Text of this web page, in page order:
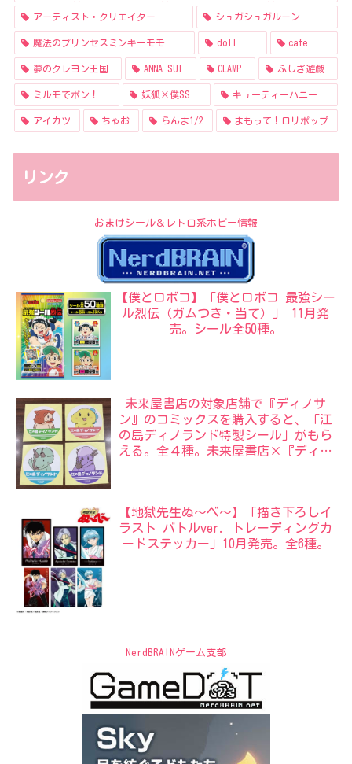
アーティスト・クリエイター シュガシュガルーン
魔法のプリンセスミンキーモモ doll cafe
夢のクレヨン王国 ANNA SUI CLAMP ふしぎ遊戯
ミルモでポン！ 妖狐×僕SS キューティーハニー
アイカツ ちゃお らんま1/2 まもって！ロリポップ
リンク
おまけシール＆レトロ系ホビー情報
【僕とロボコ】「僕とロボコ 最強シー
ル烈伝（ガムつき・当て）」 11月発
売。シール全50種。
未来屋書店の対象店舗で『ディノサ
ン』のコミックスを購入すると、「江
の島ディノランド特製シール」がもら
える。全４種。未来屋書店×『ディノ
【地獄先生ぬ〜べ〜】「描き下ろしイ
ラスト バトルver. トレーディングカ
ードステッカー」10月発売。全6種。
NerdBRAINゲーム支部